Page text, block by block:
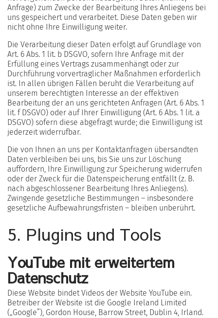
Anfrage) zum Zwecke der Bearbeitung Ihres Anliegens bei
uns gespeichert und verarbeitet. Diese Daten geben wir
nicht ohne Ihre Einwilligung weiter.
Die Verarbeitung dieser Daten erfolgt auf Grundlage von
Art. 6 Abs. 1 lit. b DSGVO, sofern Ihre Anfrage mit der
Erfüllung eines Vertrags zusammenhängt oder zur
Durchführung vorvertraglicher Maßnahmen erforderlich
ist. In allen übrigen Fällen beruht die Verarbeitung auf
unserem berechtigten Interesse an der effektiven
Bearbeitung der an uns gerichteten Anfragen (Art. 6 Abs. 1
lit. f DSGVO) oder auf Ihrer Einwilligung (Art. 6 Abs. 1 lit. a
DSGVO) sofern diese abgefragt wurde; die Einwilligung ist
jederzeit widerrufbar.
Die von Ihnen an uns per Kontaktanfragen übersandten
Daten verbleiben bei uns, bis Sie uns zur Löschung
auffordern, Ihre Einwilligung zur Speicherung widerrufen
oder der Zweck für die Datenspeicherung entfällt (z. B.
nach abgeschlossener Bearbeitung Ihres Anliegens).
Zwingende gesetzliche Bestimmungen – insbesondere
gesetzliche Aufbewahrungsfristen – bleiben unberührt.
5. Plugins und Tools
YouTube mit erweitertem
Datenschutz
Diese Website bindet Videos der Website YouTube ein.
Betreiber der Website ist die Google Ireland Limited
(„Google”), Gordon House, Barrow Street, Dublin 4, Irland.